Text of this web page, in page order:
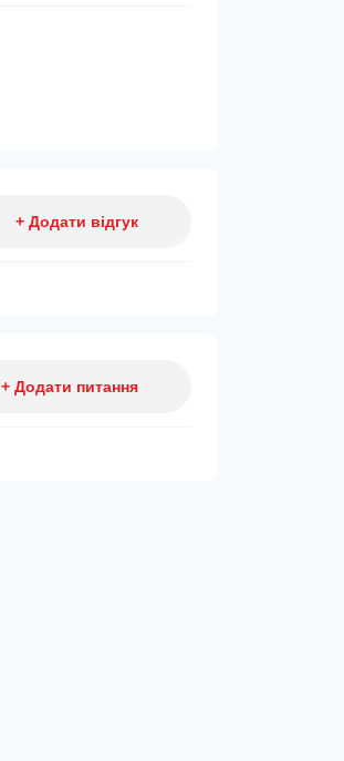
+ Додати відгук
+ Додати питання